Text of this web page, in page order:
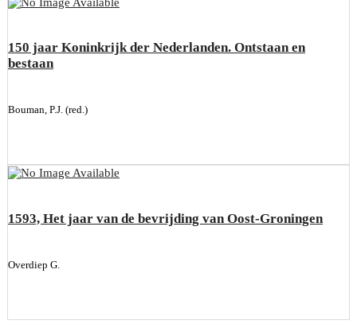
150 jaar Koninkrijk der Nederlanden. Ontstaan en
bestaan
Bouman, P.J. (red.)
1593, Het jaar van de bevrijding van Oost-Groningen
Overdiep G.